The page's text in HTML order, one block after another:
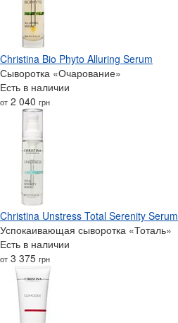
Christina Bio Phyto Alluring Serum
Сыворотка «Очарование»
Есть в наличии
от 2 040 грн
Christina Unstress Total Serenity Serum
Успокаивающая сыворотка «Тоталь»
Есть в наличии
от 3 375 грн